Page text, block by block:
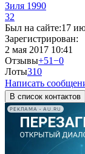
Зиля 1990
32
Был на сайте:17
Зарегистрирован:
2 мая 2017 10:41
Отзывы+51−0
Лоты310
Написать
В список контактов
РЕКЛАМА • AU.RU